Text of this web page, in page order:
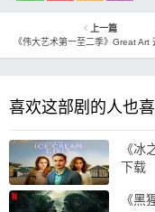
上一篇
《伟大艺术第一至二季》Great Art
喜欢这部剧的人也喜
《冰
下载
《黑